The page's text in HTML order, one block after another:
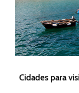
Cidades para